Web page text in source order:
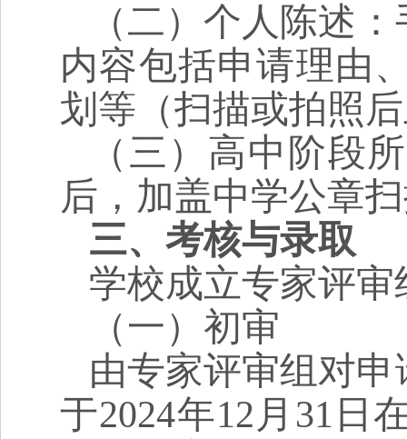
（二）个人陈述
内容包括申请理由
划等（扫描或拍照
（三）高中阶段
后，加盖中学公章
三、考核与录取
学校成立专家评
（一）初审
由专家评审组对
于2024年12月31日